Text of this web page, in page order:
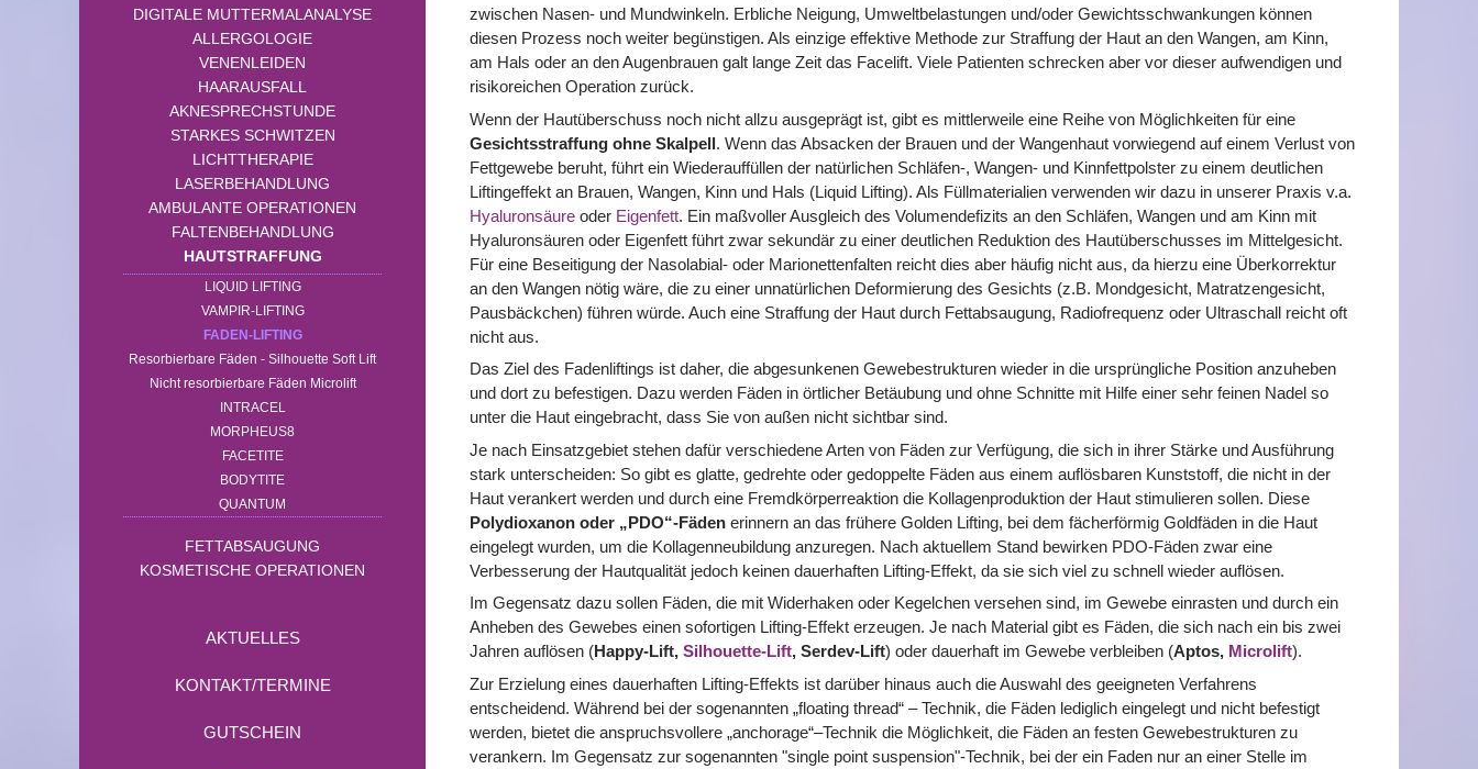
DIGITALE MUTTERMALANALYSE
ALLERGOLOGIE
VENENLEIDEN
HAARAUSFALL
AKNESPRECHSTUNDE
STARKES SCHWITZEN
LICHTTHERAPIE
LASERBEHANDLUNG
AMBULANTE OPERATIONEN
FALTENBEHANDLUNG
HAUTSTRAFFUNG
LIQUID LIFTING
VAMPIR-LIFTING
FADEN-LIFTING
Resorbierbare Fäden - Silhouette Soft Lift
Nicht resorbierbare Fäden Microlift
INTRACEL
MORPHEUS8
FACETITE
BODYTITE
QUANTUM
FETTABSAUGUNG
KOSMETISCHE OPERATIONEN
AKTUELLES
KONTAKT/TERMINE
GUTSCHEIN
zwischen Nasen- und Mundwinkeln. Erbliche Neigung, Umweltbelastungen und/oder Gewichtsschwankungen können
diesen Prozess noch weiter begünstigen. Als einzige effektive Methode zur Straffung der Haut an den Wangen, am Kinn,
am Hals oder an den Augenbrauen galt lange Zeit das Facelift. Viele Patienten schrecken aber vor dieser aufwendigen und
risikoreichen Operation zurück.
Wenn der Hautüberschuss noch nicht allzu ausgeprägt ist, gibt es mittlerweile eine Reihe von Möglichkeiten für eine
Gesichtsstraffung ohne Skalpell. Wenn das Absacken der Brauen und der Wangenhaut vorwiegend auf einem Verlust von
Fettgewebe beruht, führt ein Wiederauffüllen der natürlichen Schläfen-, Wangen- und Kinnfettpolster zu einem deutlichen
Liftingeffekt an Brauen, Wangen, Kinn und Hals (Liquid Lifting). Als Füllmaterialien verwenden wir dazu in unserer Praxis v.a.
Hyaluronsäure oder Eigenfett. Ein maßvoller Ausgleich des Volumendefizits an den Schläfen, Wangen und am Kinn mit
Hyaluronsäuren oder Eigenfett führt zwar sekundär zu einer deutlichen Reduktion des Hautüberschusses im Mittelgesicht.
Für eine Beseitigung der Nasolabial- oder Marionettenfalten reicht dies aber häufig nicht aus, da hierzu eine Überkorrektur
an den Wangen nötig wäre, die zu einer unnatürlichen Deformierung des Gesichts (z.B. Mondgesicht, Matratzengesicht,
Pausbäckchen) führen würde. Auch eine Straffung der Haut durch Fettabsaugung, Radiofrequenz oder Ultraschall reicht oft
nicht aus.
Das Ziel des Fadenliftings ist daher, die abgesunkenen Gewebestrukturen wieder in die ursprüngliche Position anzuheben
und dort zu befestigen. Dazu werden Fäden in örtlicher Betäubung und ohne Schnitte mit Hilfe einer sehr feinen Nadel so
unter die Haut eingebracht, dass Sie von außen nicht sichtbar sind.
Je nach Einsatzgebiet stehen dafür verschiedene Arten von Fäden zur Verfügung, die sich in ihrer Stärke und Ausführung
stark unterscheiden: So gibt es glatte, gedrehte oder gedoppelte Fäden aus einem auflösbaren Kunststoff, die nicht in der
Haut verankert werden und durch eine Fremdkörperreaktion die Kollagenproduktion der Haut stimulieren sollen. Diese
Polydioxanon oder „PDO“-Fäden erinnern an das frühere Golden Lifting, bei dem fächerförmig Goldfäden in die Haut
eingelegt wurden, um die Kollagenneubildung anzuregen. Nach aktuellem Stand bewirken PDO-Fäden zwar eine
Verbesserung der Hautqualität jedoch keinen dauerhaften Lifting-Effekt, da sie sich viel zu schnell wieder auflösen.
Im Gegensatz dazu sollen Fäden, die mit Widerhaken oder Kegelchen versehen sind, im Gewebe einrasten und durch ein
Anheben des Gewebes einen sofortigen Lifting-Effekt erzeugen. Je nach Material gibt es Fäden, die sich nach ein bis zwei
Jahren auflösen (Happy-Lift, Silhouette-Lift, Serdev-Lift) oder dauerhaft im Gewebe verbleiben (Aptos, Microlift).
Zur Erzielung eines dauerhaften Lifting-Effekts ist darüber hinaus auch die Auswahl des geeigneten Verfahrens
entscheidend. Während bei der sogenannten „floating thread“ – Technik, die Fäden lediglich eingelegt und nicht befestigt
werden, bietet die anspruchsvollere „anchorage“–Technik die Möglichkeit, die Fäden an festen Gewebestrukturen zu
verankern. Im Gegensatz zur sogenannten "single point suspension"-Technik, bei der ein Faden nur an einer Stelle im